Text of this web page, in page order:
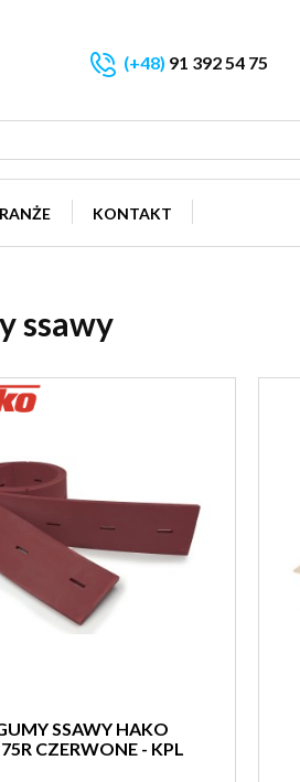
(+48) 91 392 54 75
KONTAKT
ssawy
SSAWY HAKO
CZERWONE - KPL